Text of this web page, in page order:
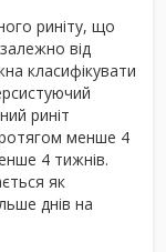
риніту, що
від
класифікувати
риніт
менше 4
4 тижнів.
як
днів на